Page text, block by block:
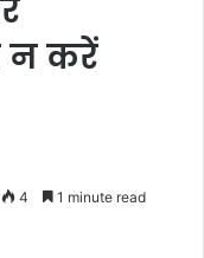
न करें
4 1 minute read